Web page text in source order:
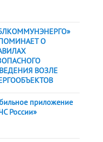
О
ВОЗЛЕ
приложение
России»